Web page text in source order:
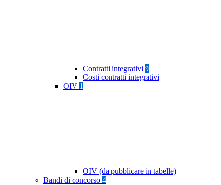
Contratti integrativi 9
Costi contratti integrativi
OIV 1
OIV (da pubblicare in tabelle)
Bandi di concorso 4